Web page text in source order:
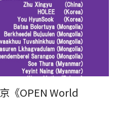
《OPEN World